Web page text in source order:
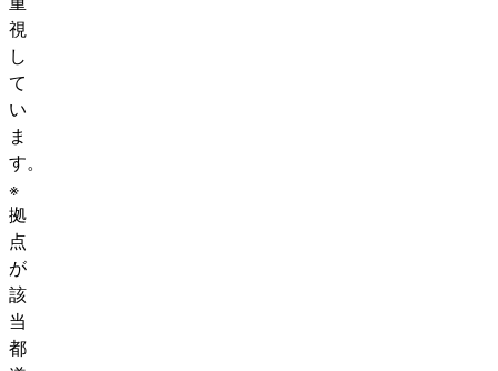
視
し
て
い
ま
す。
※
拠
点
が
該
当
都